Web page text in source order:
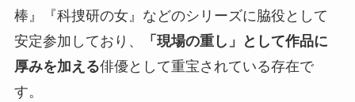
棒』『科捜研の女』などのシリーズに脇役として
安定参加しており、
「現場の重し」として作品に
厚みを加える俳優として重宝されている存在で
す。